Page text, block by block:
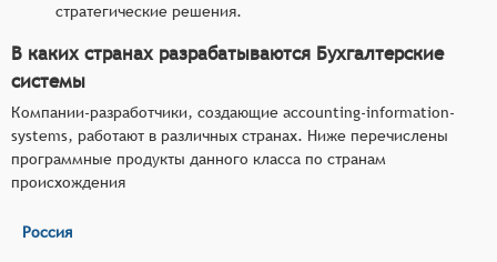
стратегические решения.
В каких странах разрабатываются Бухгалтерские
системы
Компании-разработчики, создающие accounting-information-
systems, работают в различных странах. Ниже перечислены
программные продукты данного класса по странам
происхождения
Россия